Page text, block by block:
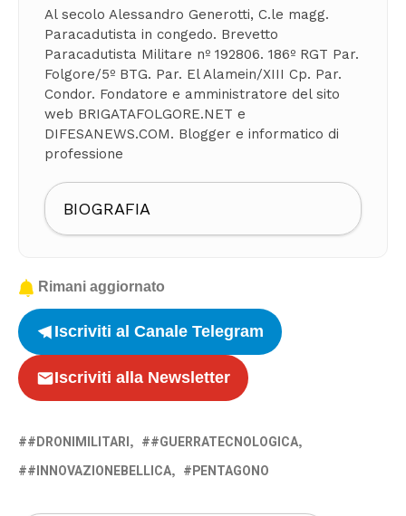
Al secolo Alessandro Generotti, C.le magg.
Paracadutista in congedo. Brevetto
Paracadutista Militare nº 192806. 186º RGT Par.
Folgore/5º BTG. Par. El Alamein/XIII Cp. Par.
Condor. Fondatore e amministratore del sito
web BRIGATAFOLGORE.NET e
DIFESANEWS.COM. Blogger e informatico di
professione
BIOGRAFIA
Rimani aggiornato
Iscriviti al Canale Telegram
Iscriviti alla Newsletter
#DRONIMILITARI
#GUERRATECNOLOGICA
#INNOVAZIONEBELLICA
PENTAGONO